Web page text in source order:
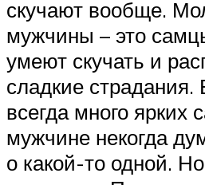
скучают вообще.
мужчины – это
умеют скучать и
сладкие страдания.
всегда много ярких
мужчине некогда
о какой-то одной.